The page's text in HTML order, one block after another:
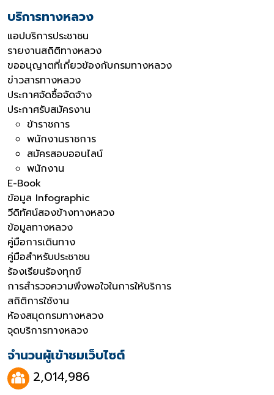
บริการทางหลวง
แอปบริการประชาชน
รายงานสถิติทางหลวง
ขออนุญาตที่เกี่ยวข้องกับกรมทางหลวง
ข่าวสารทางหลวง
ประกาศจัดซื้อจัดจ้าง
ประกาศรับสมัครงาน
ข้าราชการ
พนักงานราชการ
สมัครสอบออนไลน์
พนักงาน
E-Book
ข้อมูล Infographic
วีดิทัศน์สองข้างทางหลวง
ข้อมูลทางหลวง
คู่มือการเดินทาง
คู่มือสำหรับประชาชน
ร้องเรียนร้องทุกข์
การสำรวจความพึงพอใจในการให้บริการ
สถิติการใช้งาน
ห้องสมุดกรมทางหลวง
จุดบริการทางหลวง
จำนวนผู้เข้าชมเว็บไซต์
2,014,986